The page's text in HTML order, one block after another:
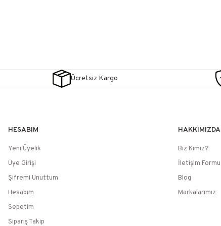
Ücretsiz Kargo
HESABIM
Yeni Üyelik
Üye Girişi
Şifremi Unuttum
Hesabım
Sepetim
Sipariş Takip
HAKKIMIZDA
Biz Kimiz?
İletişim Formu
Blog
Markalarımız